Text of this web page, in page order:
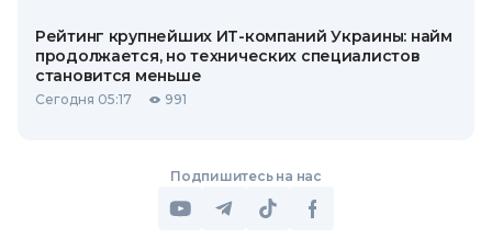
Рейтинг крупнейших ИТ-компаний Украины: найм
продолжается, но технических специалистов
становится меньше
Сегодня 05:17 991
Подпишитесь на нас